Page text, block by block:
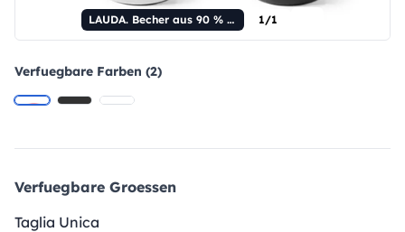
LAUDA. Becher aus 90 % recyceltem Edelstahl mit Bambusdeckel, 420 ml 1/1
Verfuegbare Farben (2)
Verfuegbare Groessen
Taglia Unica